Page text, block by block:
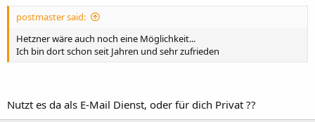
postmaster said:
Hetzner wäre auch noch eine Möglichkeit...
Ich bin dort schon seit Jahren und sehr zufrieden
Nutzt es da als E-Mail Dienst, oder für dich Privat ??